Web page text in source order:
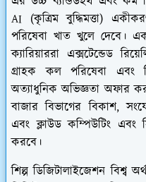
AI (কৃত্রিম বুদ্ধিমত্তা)
পরিষেবা খাত খুলে দেবে।
ক্যারিয়াররা এক্সটেন্ডেড
গ্রাহক কল পরিষেবা এবং
অত্যাধুনিক অভিজ্ঞতা অফার
বাজার বিভাগের বিকাশ,
এবং ক্লাউড কম্পিউটিং এবং
করবে।
শিল্প ডিজিটালাইজেশন বিশ্ব